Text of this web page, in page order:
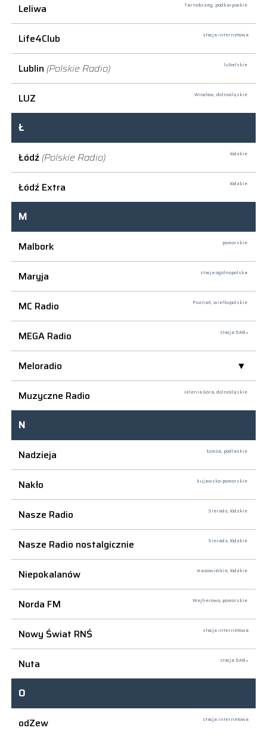
Leliwa
Tarnobrzeg, podkarpackie
Life4Club stacja internetowa
Lublin (Polskie Radio) lubelskie
LUZ Wrocław, dolnośląskie
Ł
Łódź (Polskie Radio) łódzkie
Łódź Extra łódzkie
M
Malbork
pomorskie
Maryja stacja ogólnopolska
MC Radio Poznań, wielkopolskie
MEGA Radio stacja DAB+
Meloradio
Muzyczne Radio
Jelenia Góra, dolnośląskie
N
Nadzieja
Łomża, podlaskie
Nakło kujawsko-pomorskie
Nasze Radio Sieradz, łódzkie
Nasze Radio nostalgicznie Sieradz, łódzkie
Niepokalanów mazowieckie, łódzkie
Norda FM Wejherowo, pomorskie
Nowy Świat RNŚ stacja internetowa
Nuta stacja DAB+
O
odZew
stacja internetowa